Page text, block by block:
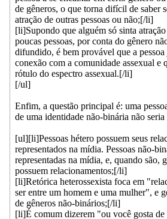
de gêneros, o que torna difícil de saber
atração de outras pessoas ou não;[/li]
[li]Supondo que alguém só sinta
poucas pessoas, por conta do gênero
difundido, é bem provável que a pessoa
conexão com a comunidade assexual e
rótulo do espectro assexual.[/li]
[/ul]
Enfim, a questão principal é: uma
de uma identidade não-binária não seria
[ul][li]Pessoas hétero possuem seus
representados na mídia. Pessoas não-
representadas na mídia, e, quando são,
possuem relacionamentos;[/li]
[li]Retórica heterossexista foca em
ser entre um homem e uma mulher", e
de gêneros não-binários;[/li]
[li]É comum dizerem "ou você gosta de